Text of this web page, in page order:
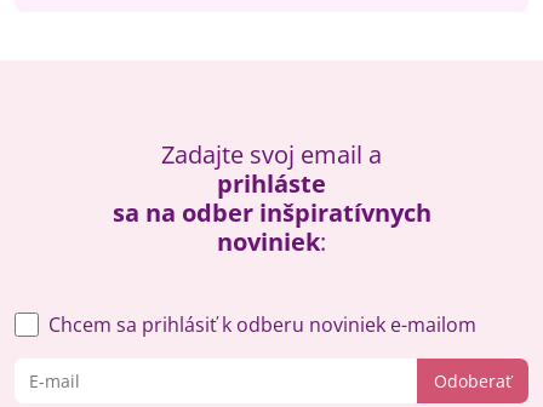
Zadajte svoj email a
prihláste
sa na odber inšpiratívnych
noviniek:
Odoberať
Chcem sa prihlásiť k odberu noviniek e-mailom